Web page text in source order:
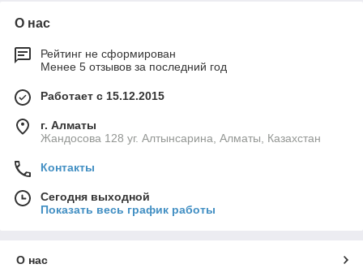
О нас
Рейтинг не сформирован
Менее 5 отзывов за последний год
Работает с 15.12.2015
г. Алматы
Жандосова 128 уг. Алтынсарина, Алматы, Казахстан
Контакты
Сегодня выходной
Показать весь график работы
О нас